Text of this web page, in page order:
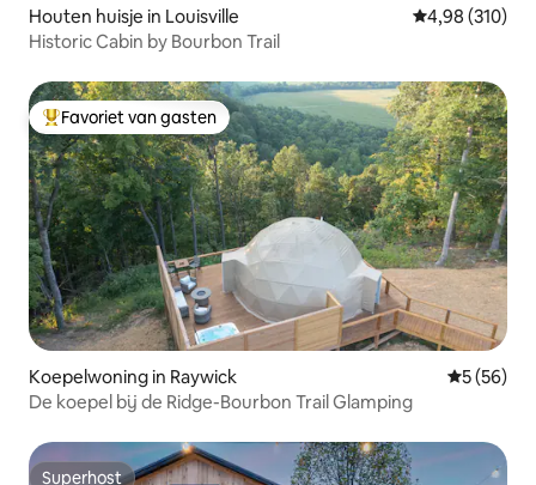
Houten huisje in Louisville Gemiddelde
4,98 (310)
Historic Cabin by Bourbon Trail
Topfavoriet van gasten
Favoriet van gasten
Koepelwoning in Raywick
5 (56)
De koepel bij de Ridge-Bourbon Trail Glamping
Superhost